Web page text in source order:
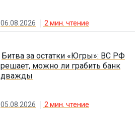
06.08.2026 2мин. чтение
Битва за остатки «Югры»: ВС РФ
решает, можно ли грабить банк
дважды
05.08.2026 2 мин. чтение